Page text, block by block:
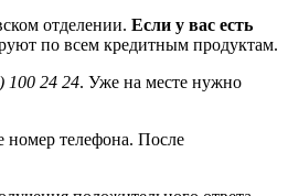
отделении. Если у вас есть
по всем кредитным продуктам.
100 24 24. Уже на месте нужно
номер телефона. После